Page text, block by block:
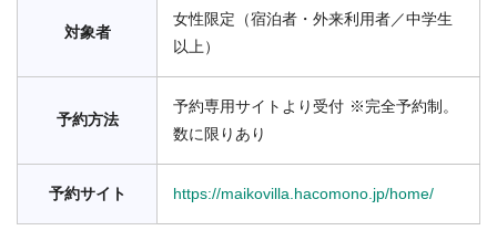
対象者
女性限定（宿泊者・外来利用者／中学生
以上）
予約方法
予約専用サイトより受付 ※完全予約制。
数に限りあり
予約サイト https://maikovilla.hacomono.jp/home/